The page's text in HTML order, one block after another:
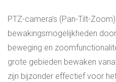
PTZ-camera’s (Pan-Tilt-
bewakingsmogelijkheden
beweging en
grote gebieden bewaken
zijn bijzonder effectief voor